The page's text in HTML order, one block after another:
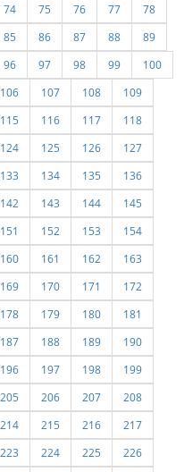
74 75 76 77
78
85 86 87 88
89
96 97 98 99
100
106 107 108
109
115 116 117
118
124 125 126
127
133 134 135
136
142 143 144
145
151 152 153
154
160 161 162
163
169 170 171
172
178 179 180
181
187 188 189
190
196 197 198
199
205 206 207
208
214 215 216
217
223 224 225
226